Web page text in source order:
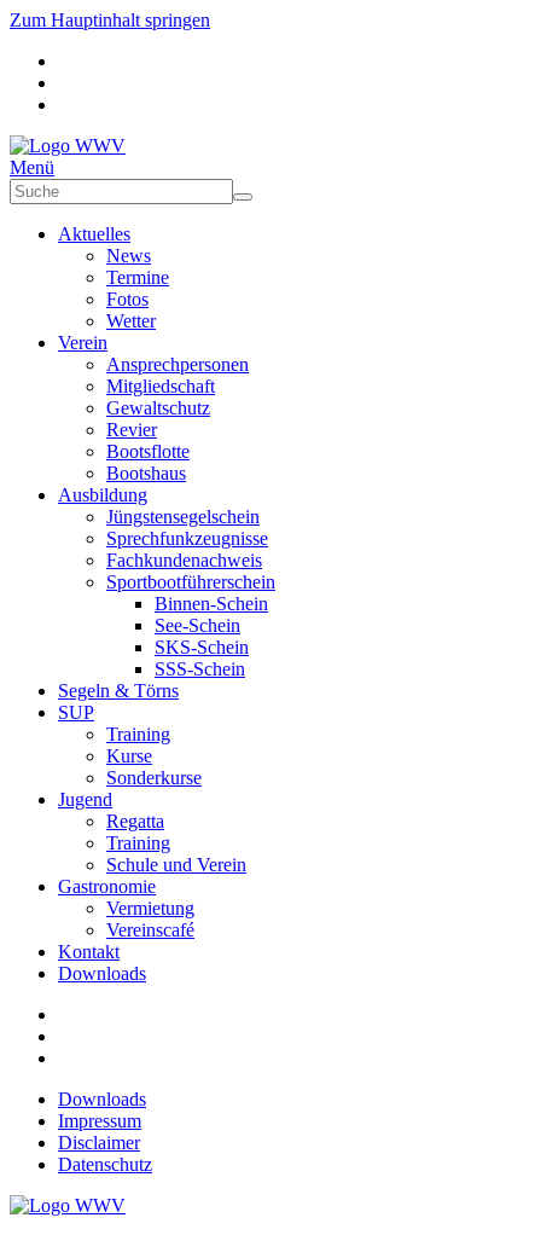
Zum Hauptinhalt springen
Menü
Aktuelles
News
Termine
Fotos
Wetter
Verein
Ansprechpersonen
Mitgliedschaft
Gewaltschutz
Revier
Bootsflotte
Bootshaus
Ausbildung
Jüngstensegelschein
Sprechfunkzeugnisse
Fachkundenachweis
Sportbootführerschein
Binnen-Schein
See-Schein
SKS-Schein
SSS-Schein
Segeln & Törns
SUP
Training
Kurse
Sonderkurse
Jugend
Regatta
Training
Schule und Verein
Gastronomie
Vermietung
Vereinscafé
Kontakt
Downloads
Downloads
Impressum
Disclaimer
Datenschutz